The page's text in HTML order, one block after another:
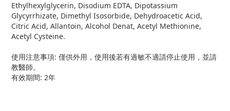
Ethylhexylglycerin, Disodium EDTA, Dipotassium
Glycyrrhizate, Dimethyl Isosorbide, Dehydroacetic Acid,
Citric Acid, Allantoin, Alcohol Denat, Acetyl Methionine,
Acetyl Cysteine.
使用注意事項: 僅供外用，使用後若有過敏不適請停止使用，並請
教醫師。
有效期間: 2年